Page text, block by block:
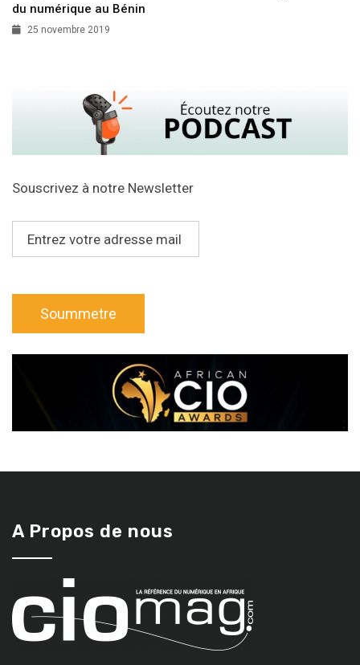
du numérique au Bénin
25 novembre 2019
Souscrivez à notre Newsletter
A Propos de nous